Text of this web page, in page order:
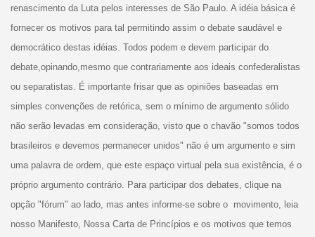
renascimento da Luta pelos interesses de São Paulo. A idéia básica é
fornecer os motivos para tal permitindo assim o debate saudável e
democrático destas idéias. Todos podem e devem participar do
debate,opinando,mesmo que contrariamente aos ideais confederalistas
ou separatistas. É importante frisar que as opiniões baseadas em
simples convenções de retórica, sem o mínimo de argumento sólido
não serão levadas em consideração, visto que o chavão "somos todos
brasileiros e devemos permanecer unidos" não é um argumento e sim
uma palavra de ordem, que este espaço virtual pela sua existência, é o
próprio argumento contrário. Para participar dos debates, clique na
opção "fórum" ao lado, mas antes informe-se sobre o movimento, leia
nosso Manifesto, Nossa Carta de Princípios e os motivos que temos